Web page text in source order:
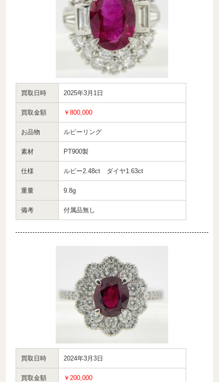
買取日時 2025年3月1日
買取金額 ￥800,000
お品物 ルビーリング
素材 PT900製
仕様 ルビー2.48ct ダイヤ1.63ct
重量 9.8g
備考 付属品無し
買取日時 2024年3月3日
買取金額 ￥200,000